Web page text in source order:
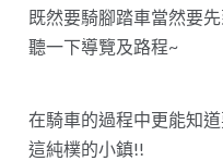
既然要騎腳踏車當然要
聽一下導覽及路程~
在騎車的過程中更能知
這純樸的小鎮!!